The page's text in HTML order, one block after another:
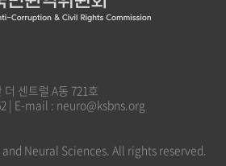
센트럴 A동 721호
| E-mail : neuro@ksbns.org
Neural Sciences. All rights reserved.